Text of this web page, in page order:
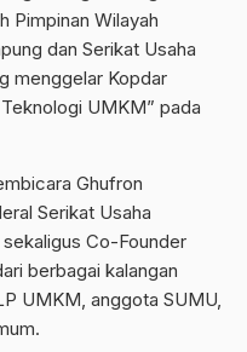
Pimpinan Wilayah
dan Serikat Usaha
menggelar Kopdar
UMKM” pada
Ghufron
Serikat Usaha
Co-Founder
berbagai kalangan
UMKM, anggota SUMU,